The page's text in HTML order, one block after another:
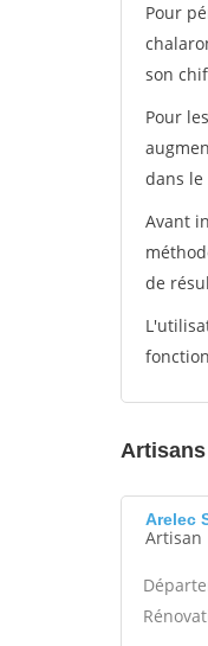
Pour
son
Pour
dans
Avant
de
Arelec
Artisan